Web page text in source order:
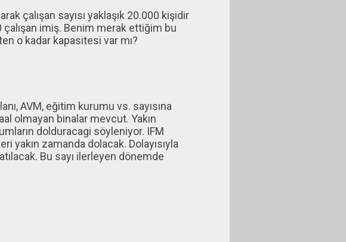
çalışan sayısı yaklaşık 20.000 kişidir
imiş. Benim merak ettiğim bu
o kadar kapasitesi var mı?
AVM, eğitim kurumu vs. sayısına
olmayan binalar mevcut. Yakın
dolduracagi söyleniyor. IFM
yakın zamanda dolacak. Dolayısıyla
Bu sayı ilerleyen dönemde